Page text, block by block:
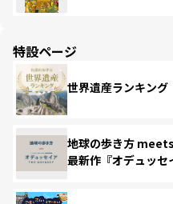
特設ページ
世界遺産ランキング
地球の歩き方
最新作『オデュッセ